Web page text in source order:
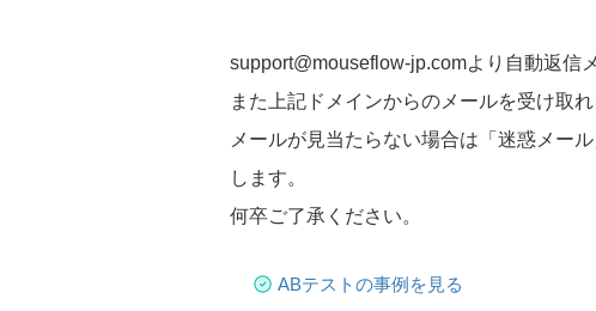
support@mouseflow-jp.comより自動返信
また上記ドメインからのメールを受け取
メールが見当たらない場合は「迷惑メー
します。
何卒ご了承ください。
ABテストの事例を見る